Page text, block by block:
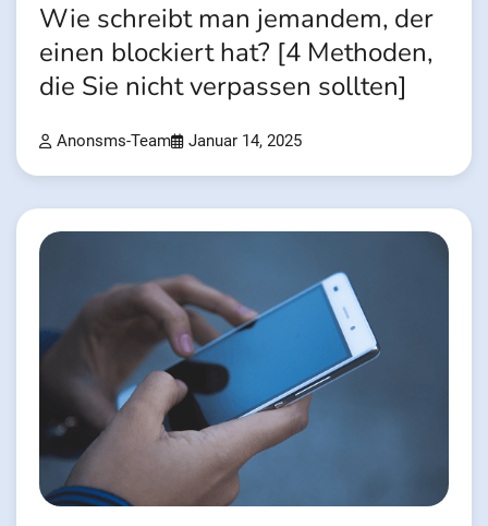
Wie schreibt man jemandem, der
einen blockiert hat? [4 Methoden,
die Sie nicht verpassen sollten]
Anonsms-Team Januar 14, 2025